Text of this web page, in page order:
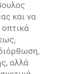
και να
αλλά